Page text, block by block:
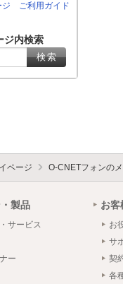
ジ ご利用ガイド
ジ内検索
ページ O-CNETフォンの
製品
サービス
ー
お客
お
サ
契
各